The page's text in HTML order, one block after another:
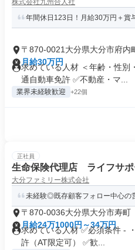
株式会社九州合人社
年間休日123日！月給30万円＋賞
〒870-0021大分県大分市府内
月給30万円
求めている人材 ＜年齢・性別
通⾃動⾞免許 ✅不動産・マ...
業界未経験歓迎 +22個
正社員
生命保険代理店 ライフサポ
大分ファミリー株式会社
未経験◎既存顧客フォロー中心の
〒870-0036大分県大分市寿町
月給24万1000円～34万円
求めている人材 ✅必須条件 -
許（AT限定可） ✅歓...